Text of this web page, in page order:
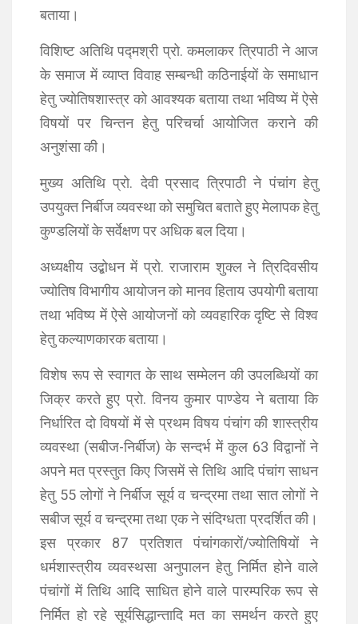
बताया।
विशिष्‍ट अतिथि पद्मश्री प्रो. कमलाकर त्रिपाठी ने आज
के समाज में व्‍याप्‍त विवाह सम्‍बन्‍धी कठिनाईयों के समाधान
हेतु ज्‍योतिषशास्‍त्र को आवश्‍यक बताया तथा भविष्‍य में ऐसे
विषयों पर चिन्‍तन हेतु परिचर्चा आयोजित कराने की
अनुशंसा की।
मुख्‍य अतिथि प्रो. देवी प्रसाद त्रिपाठी ने पंचांग हेतु
उपयुक्‍त निर्बीज व्‍यवस्‍था को समुचित बताते हुए मेलापक हेतु
कुण्‍डलियों के सर्वेक्षण पर अधिक बल दिया।
अध्‍यक्षीय उद्बोधन में प्रो. राजाराम शुक्‍ल ने त्रिदिवसीय
ज्‍योतिष विभागीय आयोजन को मानव हिताय उपयोगी बताया
तथा भविष्‍य में ऐसे आयोजनों को व्‍यवहारिक दृष्टि से विश्‍व
हेतु कल्‍याणकारक बताया।
विशेष रूप से स्‍वागत के साथ सम्‍मेलन की उपलब्धियों का
जिक्र करते हुए प्रो. विनय कुमार पाण्‍डेय ने बताया कि
निर्धारित दो विषयों में से प्रथम विषय पंचांग की शास्‍त्रीय
व्‍यवस्‍था (सबीज-निर्बीज) के सन्‍दर्भ में कुल 63 विद्वानों ने
अपने मत प्रस्‍तुत किए जिसमें से तिथि आदि पंचांग साधन
हेतु 55 लोगों ने निर्बीज सूर्य व चन्‍द्रमा तथा सात लोगों ने
सबीज सूर्य व चन्‍द्रमा तथा एक ने संदिग्‍धता प्रदर्शित की।
इस प्रकार 87 प्रतिशत पंचांगकारों/ज्‍योतिषियों ने
धर्मशास्‍त्रीय व्‍यवस्‍थसा अनुपालन हेतु निर्मित होने वाले
पंचांगों में तिथि आदि साधित होने वाले पारम्‍परिक रूप से
निर्मित हो रहे सूर्यसिद्धान्‍तादि मत का समर्थन करते हुए